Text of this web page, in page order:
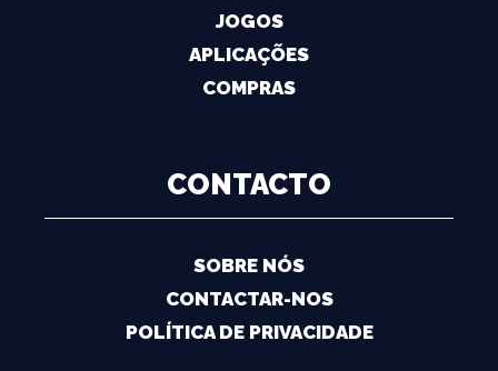
JOGOS
APLICAÇÕES
COMPRAS
CONTACTO
SOBRE NÓS
CONTACTAR-NOS
POLÍTICA DE PRIVACIDADE